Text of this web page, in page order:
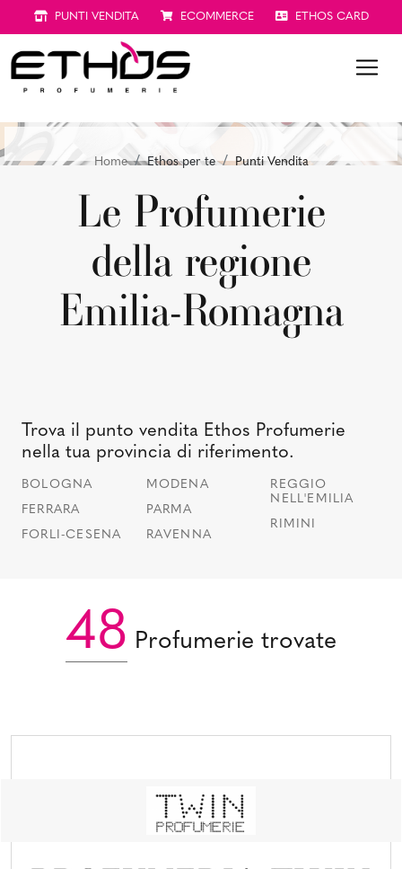
PUNTI VENDITA ECOMMERCE ETHOS CARD
Home Ethos per te Punti Vendita
Le Profumerie
della regione
Emilia-Romagna
Trova il punto vendita Ethos Profumerie
nella tua provincia di riferimento.
BOLOGNA
FERRARA
FORLI-CESENA
MODENA
PARMA
RAVENNA
REGGIO
NELL'EMILIA
RIMINI
48 Profumerie trovate